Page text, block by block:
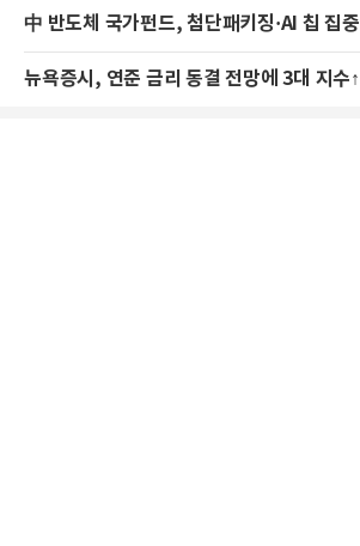
中 반도체 국가펀드, 첨단패키징·AI 칩 집중
뉴욕증시, 연준 금리 동결 전망에 3대 지수↑